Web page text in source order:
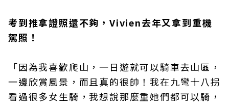
考到推拿證照還不夠，Vivien去年又拿到重機
駕照！
「因為我喜歡爬山，一日遊就可以騎車去山區，
一邊欣賞風景，而且真的很帥！我在九彎十八拐
看過很多女生騎，我想說那麼重她們都可以騎，